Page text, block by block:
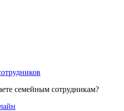
семейным сотрудникам?